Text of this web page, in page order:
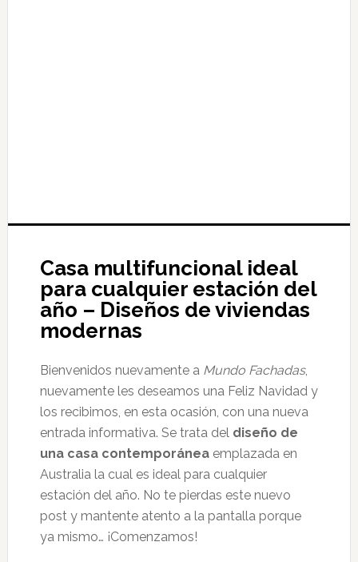
Casa multifuncional ideal
para cualquier estación del
año – Diseños de viviendas
modernas
Bienvenidos nuevamente a Mundo Fachadas,
nuevamente les deseamos una Feliz Navidad y
los recibimos, en esta ocasión, con una nueva
entrada informativa. Se trata del diseño de
una casa contemporáneaemplazada en
Australia la cual es ideal para cualquier
estación del año. No te pierdas este nuevo
post y mantente atento a la pantalla porque
ya mismo… ¡Comenzamos!